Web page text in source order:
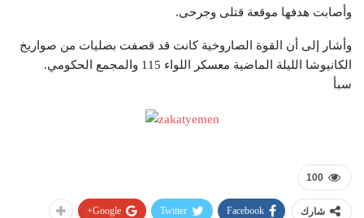
وأصابت هدفها موقعة قتلى وجرحى.
وأشار إلى أن القوة الصاروخية كانت قد قصفت بصليات من صواريخ
الكانيوشا الليلة الماضية معسكر اللواء 115 والمجمع الحكومي.
سبأ
100
شارك Facebook
Twitter
Google+